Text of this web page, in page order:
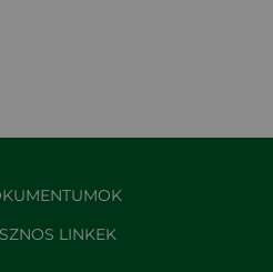
LINKEK